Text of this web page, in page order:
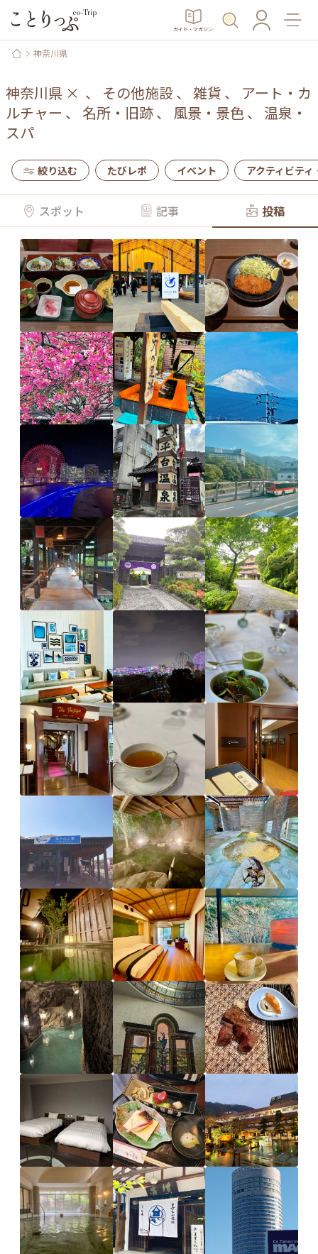
ガイド・マガジン
神奈川県
神奈川県 × 、 その他施設、 雑貨 、 アート・カ
ルチャー 、 名所・旧跡、 風景・景色、 温泉・
スパ
絞り込む たびレポ イベント アクティビティ
スポット 記事 投稿